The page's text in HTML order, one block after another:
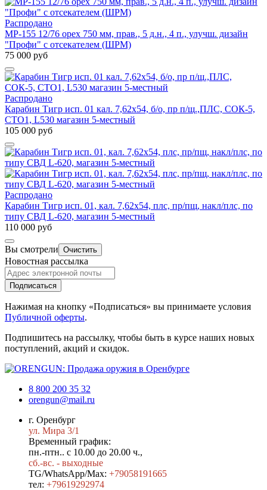
Распродано
МР-155 12/76 орех 750 мм, прав., 5 д.н., 4 п., улучш. дизайн
"Профи" с отсекателем (ШРМ)
75 000 руб
Распродано
Карабин Тигр исп. 01 кал. 7,62х54, б/о, пр п/щ.,ПЛС, СОК-5,
СТО1, L530 магазин 5-местный
105 000 руб
Распродано
Карабин Тигр исп. 01, кал. 7,62х54, плс, пр/пщ, накл/плс, по
типу СВД L-620, магазин 5-местный
110 000 руб
Вы смотрели Очистить
Новостная рассылка
Подписаться
Нажимая на кнопку «Подписаться» вы принимаете условия
Публичной оферты.
Подпишитесь на рассылку, чтобы быть в курсе наших новых
поступлений, акций и скидок.
8 800 200 35 32
orengun@mail.ru
г. Оренбург
ул. Мира 3/1
Временный график:
пн.-птн.. с 10.00 до 20.00 ч.,
сб.-вс. - выходные
TG/WhatsApp/Max: +79058191665
тел: +79619292974